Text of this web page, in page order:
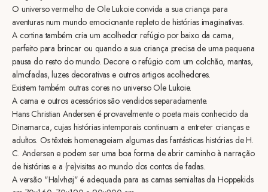
O universo vermelho de Ole Lukoie convida a sua criança para
aventuras num mundo emocionante repleto de histórias imaginativas.
A cortina também cria um acolhedor refúgio por baixo da cama,
perfeito para brincar ou quando a sua criança precisa de uma pequena
pausa do resto do mundo. Decore o refúgio com um colchão, mantas,
almofadas, luzes decorativas e outros artigos acolhedores.
Existem também outras cores no universo Ole Lukoie.
A cama e outros acessórios são vendidos separadamente.
Hans Christian Andersen é provavelmente o poeta mais conhecido da
Dinamarca, cujas histórias intemporais continuam a entreter crianças e
adultos. Os têxteis homenageiam algumas das fantásticas histórias de H.
C. Andersen e podem ser uma boa forma de abrir caminho à narração
de histórias e a (re)visitas ao mundo dos contos de fadas.
A versão "Halvhøj" é adequada para as camas semialtas da Hoppekids